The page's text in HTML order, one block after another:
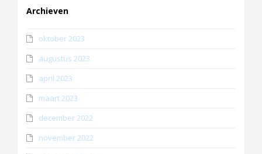
Archieven
oktober 2023
augustus 2023
april 2023
maart 2023
december 2022
november 2022